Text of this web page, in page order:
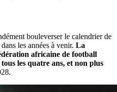
bouleverser le calendrier de
les années à venir. La
africaine de football
les quatre ans, et non plus